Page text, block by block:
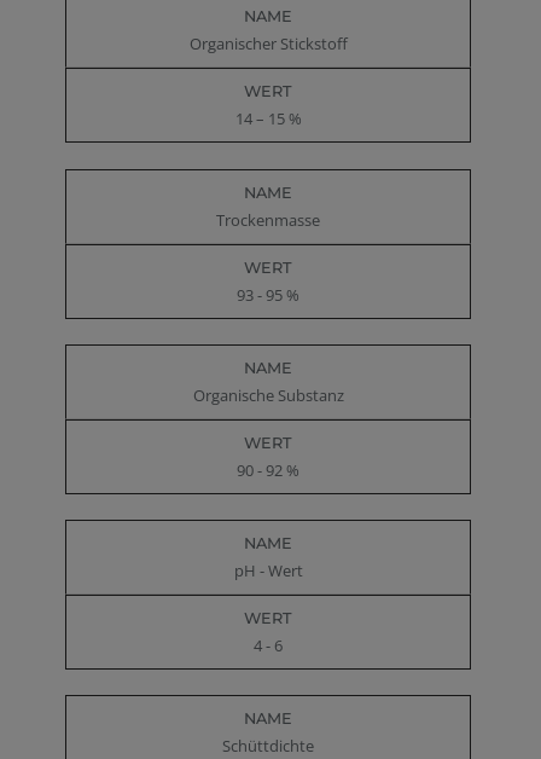
Organischer Stickstoff
14 – 15 %
Trockenmasse
93 - 95 %
Organische Substanz
90 - 92 %
pH - Wert
4 - 6
Schüttdichte